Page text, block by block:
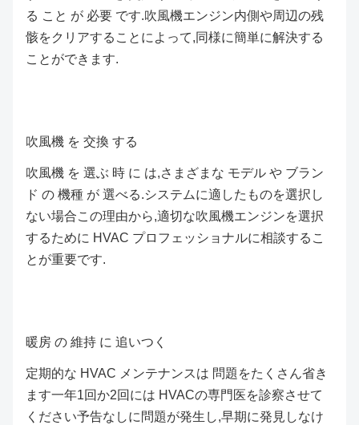
る こと が 必要 です.吹風機エンジン内側や周辺の残
骸をクリアすることによって,同様に簡単に解決する
ことができます.
吹風機 を 交換 する
吹風機 を 選ぶ 時 に は,さまざまな モデル や ブラン
ド の 機種 が 選べる.システムに適したものを選択し
ない場合この理由から,適切な吹風機エンジンを選択
するために HVAC プロフェッショナルに相談するこ
とが重要です.
暖房 の 維持 に 追いつく
定期的な HVAC メンテナンスは 問題をたくさん省き
ます一年1回か2回には HVACの専門医を診察させて
ください予告なしに問題が発生し,早期に発見しなけ